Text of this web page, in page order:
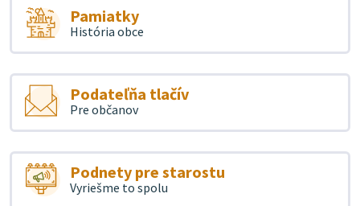
Pamiatky
História obce
Podateľňa tlačív
Pre občanov
Podnety pre starostu
Vyriešme to spolu